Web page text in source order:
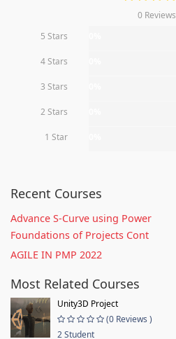
0 Reviews
5 Stars
4 Stars
3 Stars
2 Stars
1 Star
Recent Courses
Advance S-Curve using Power
Foundations of Projects Cont
AGILE IN PMP 2022
Most Related Courses
Unity3D Project
(0 Reviews )
2 Student